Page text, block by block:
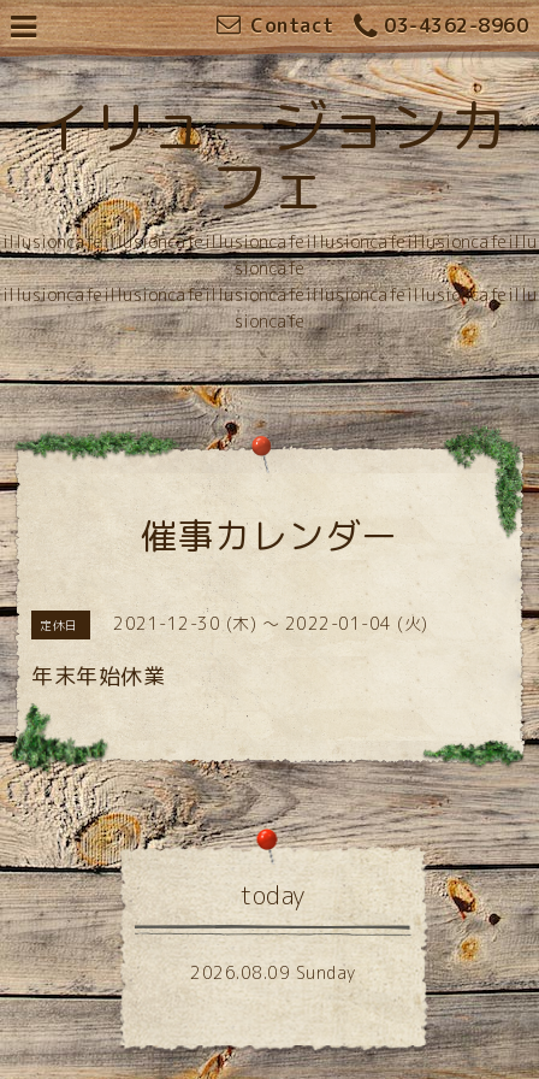
03-4362-8960
Contact
イリュージョンカ
フェ
illusioncafeillusioncafeillusioncafeillusioncafeillusioncafeillu
sioncafe
illusioncafeillusioncafeillusioncafeillusioncafeillusioncafeillu
sioncafe
催事カレンダー
定休日 2021-12-30 (木) ～ 2022-01-04 (火)
年末年始休業
today
2026.08.09 Sunday